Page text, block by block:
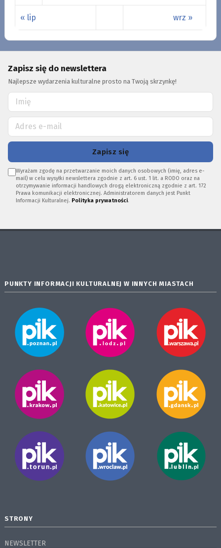
« lip wrz »
Zapisz się do newslettera
Najlepsze wydarzenia kulturalne prosto na Twoją skrzynkę!
Zapisz się
Wyrażam zgodę na przetwarzanie moich danych osobowych (imię, adres e-
mail) w celu wysyłki newslettera zgodnie z art. 6 ust. 1 lit. a RODO oraz na
otrzymywanie informacji handlowych drogą elektroniczną zgodnie z art. 172
Prawa komunikacji elektronicznej. Administratorem danych jest Punkt
Informacji Kulturalnej. Polityka prywatności.
PUNKTY INFORMACJI KULTURALNEJ W INNYCH MIASTACH
STRONY
NEWSLETTER